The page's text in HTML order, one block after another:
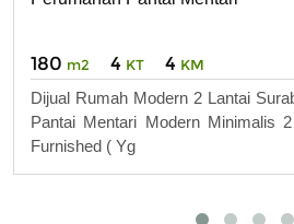
180 m2 4 KT 4 KM
Dijual Rumah Modern 2 Lantai
Pantai Mentari Modern Minimalis
Furnished ( Yg